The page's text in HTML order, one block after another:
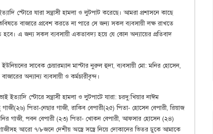
স্টোরে যারা সন্ত্রাসী হামলা ও লুটপাট করেছে। আমরা প্রশাসনে কাছে
বাজারে প্রবেশ করতে না পারে সে জন্য সকল ব্যবসায়ী লক্ষ রাখতে
হবে। এ জন্য সকল ব্যবসায়ী একতাবদ্য হয়ে যে কোন অন্যায়ের প্রতিবাদ
সাবেক চেয়ারম্যান মাস্টার নুরুল হুদা, ব্যবসায়ী মো: মনির হোসেন,
অন্যান্য ব্যবসায়ী ও কর্মচারীবৃন্দ।
ইত্যাদি স্টোরে সন্ত্রাসী হামলা ও লুটপাটে যারা: চরদু:খিয়ার নাঈম
পিতা-নেছার গাজী, রাকিব বেপারী(২৫) পিতা- হোসেন বেপারী, রিয়াজ
গাজী, পবন বেপারী (২৩) পিতা- খোকন বেপারী, আফসার হোসেন (২৪)
আরো ৭/৮জনে দেশীয় অস্ত্রে সস্ত্রে নিয়ে দোকানের ভিতর ঢুকে আমাকে